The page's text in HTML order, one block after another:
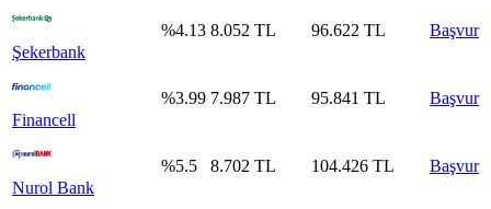
Şekerbank
%4.13 8.052 TL 96.622 TL Başvur
Financell
%3.99 7.987 TL 95.841 TL Başvur
Nurol Bank
%5.5 8.702 TL 104.426 TL Başvur